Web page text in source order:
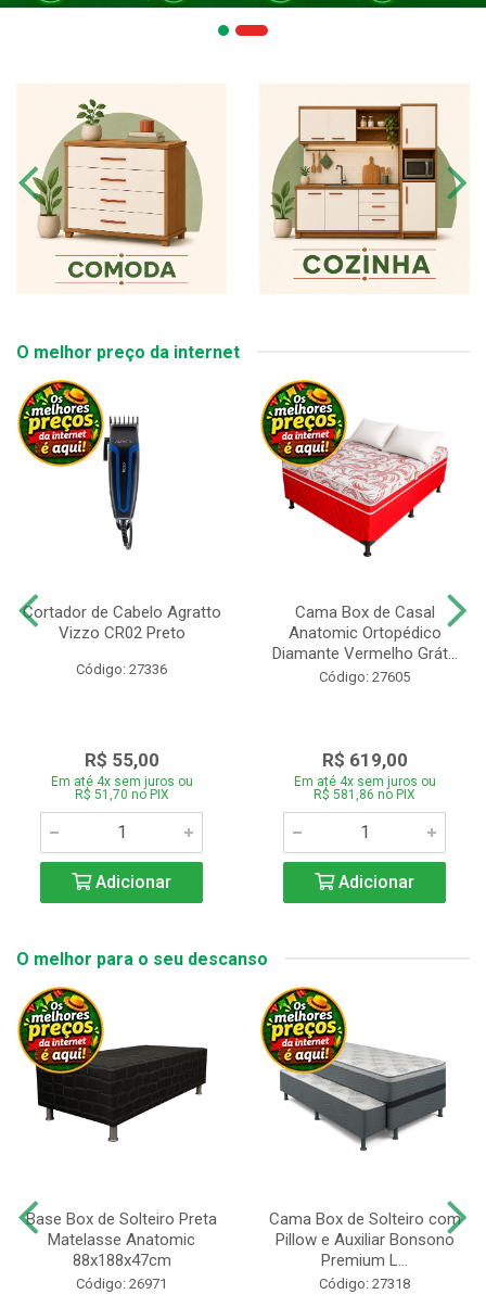
O melhor preço da internet
Cortador de Cabelo Agratto
Vizzo CR02 Preto
Código: 27336
R$ 55,00
Em até 4x sem juros ou
R$ 51,70 no PIX
Adicionar
Cama Box de Casal
Anatomic Ortopédico
Diamante Vermelho Grát...
Código: 27605
R$ 619,00
Em até 4x sem juros ou
R$ 581,86 no PIX
Adicionar
O melhor para o seu descanso
Base Box de Solteiro Preta
Matelasse Anatomic
88x188x47cm
Código: 26971
Cama Box de Solteiro com
Pillow e Auxiliar Bonsono
Premium L...
Código: 27318